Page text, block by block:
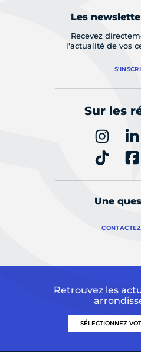
Les
Recevez
l'actualité de vos
Sur les
Une
Retrouvez les